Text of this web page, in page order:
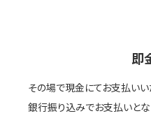
即
その場で現金にてお支払い
銀行振り込みでお支払いとな